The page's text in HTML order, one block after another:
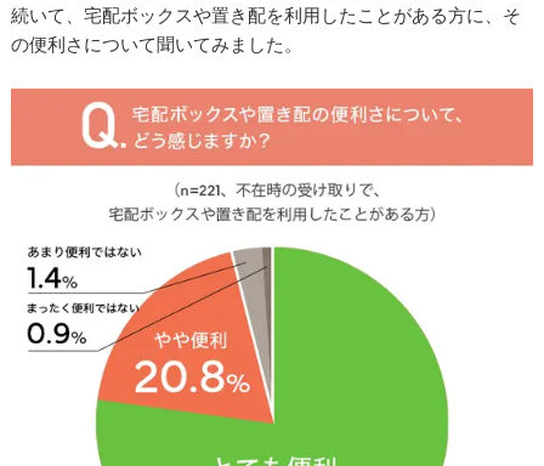
続いて、宅配ボックスや置き配を利用したことがある方に、そ
の便利さについて聞いてみました。